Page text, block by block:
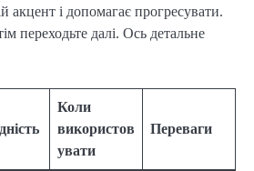
акцент і допомагає прогресувати.
переходьте далі. Ось детальне
Коли
використов
увати
Переваги